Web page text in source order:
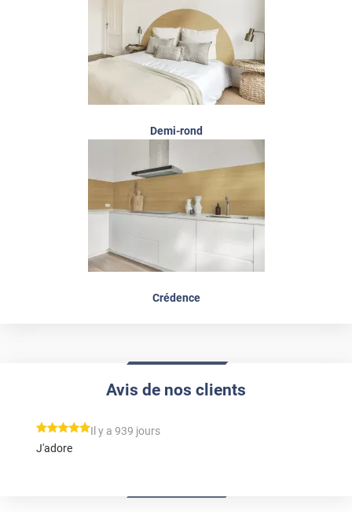
Demi-rond
Crédence
Avis de nos clients
*****
Il y a 939 jours
J'adore